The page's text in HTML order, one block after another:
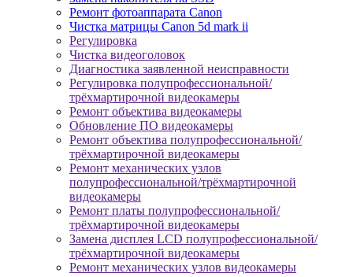
Ремонт фотоаппарата Canon
Чистка матрицы Canon 5d mark ii
Регулировка
Чистка видеоголовок
Диагностика заявленной неисправности
Регулировка полупрофессиональной/
трёхмартирочной видеокамеры
Ремонт объектива видеокамеры
Обновление ПО видеокамеры
Ремонт объектива полупрофессиональной/
трёхмартирочной видеокамеры
Ремонт механических узлов
полупрофессиональной/трёхмартирочной
видеокамеры
Ремонт платы полупрофессиональной/
трёхмартирочной видеокамеры
Замена дисплея LCD полупрофессиональной/
трёхмартирочной видеокамеры
Ремонт механических узлов видеокамеры